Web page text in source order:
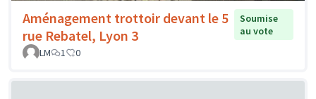
Aménagement trottoir devant le 5
rue Rebatel, Lyon 3
Soumise
au vote
LM
1 0